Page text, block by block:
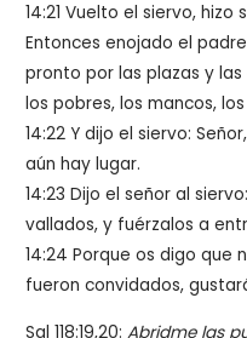
14:21Vuelto el siervo, hizo
Entonces enojado el
pronto por las plazas y
los pobres, los mancos,
14:22Y dijo el siervo:
aún hay lugar.
14:23Dijo el señor al
vallados, y fuérzalos a
14:24Porque os digo que
fueron convidados,
Sal 118:19,20:Abridme las